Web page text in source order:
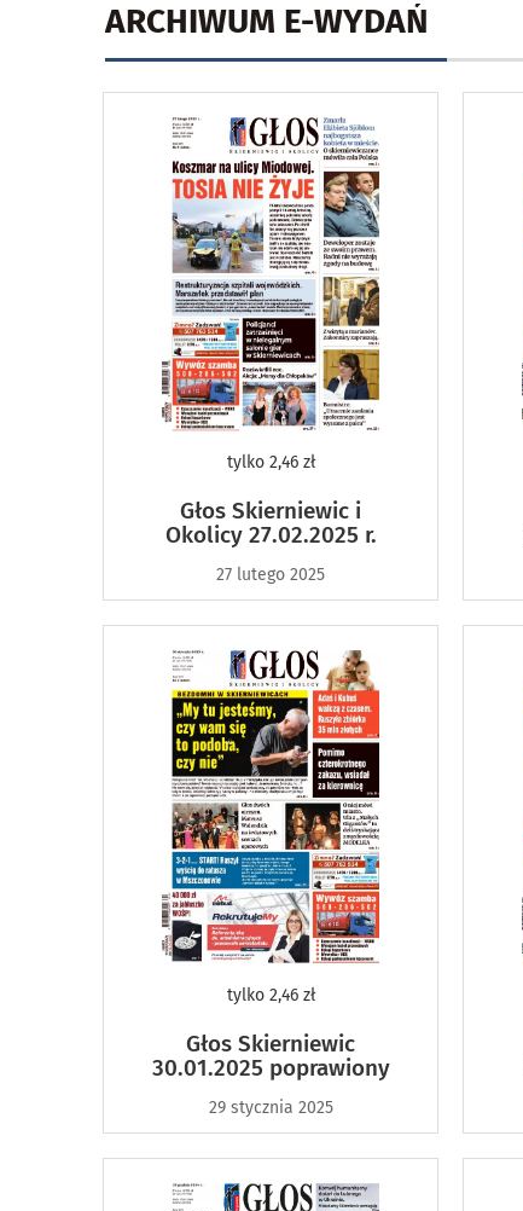
ARCHIWUM E-WYDAŃ
tylko2,46 zł
Głos Skierniewic i
Okolicy 27.02.2025 r.
27 lutego 2025
tylko2,46 zł
Głos Skierniewic
30.01.2025 poprawiony
29 stycznia 2025